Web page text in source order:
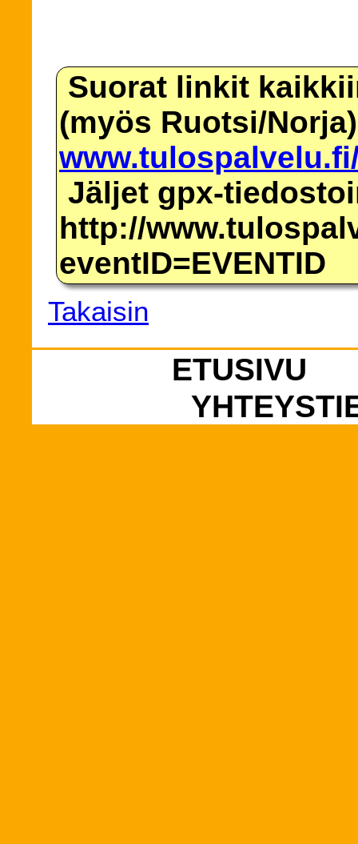
Suorat linkit
(myös Ruotsi/Norja)
Jäljet gpx-
http://
eventID=EVENTID
Takaisin
ETUSIVU